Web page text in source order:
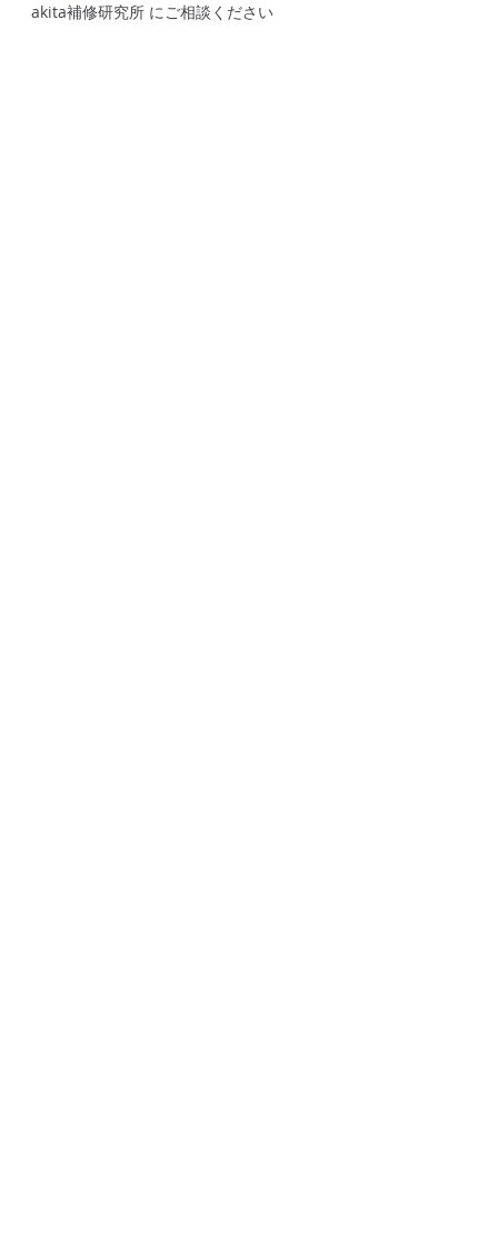
akita補修研究所 にご相談ください